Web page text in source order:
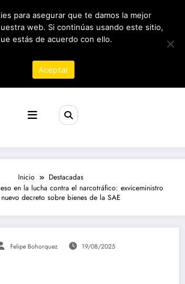
08/2026 9:48:13 PM
Inicio
Destacadas
en la lucha contra el narcotráfico: exviceministro
decreto sobre bienes de la SAE
Felipe Bohorquez 19/08/2025
para asegurar que te damos la mejor
web. Si continúas usando este sitio,
estás de acuerdo con ello.
Aceptar